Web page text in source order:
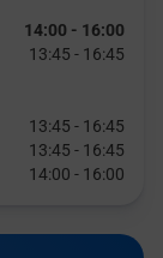
14:00 - 16:00
13:45 - 16:45
13:45 - 16:45
13:45 - 16:45
14:00 - 16:00